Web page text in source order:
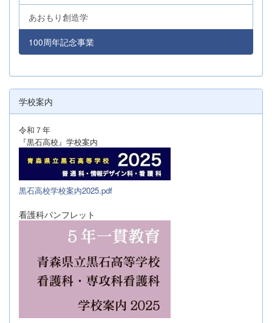
あおもり創造学
100周年記念事業
学校案内
令和７年
『黒石高校』学校案内
黒石高校学校案内2025.pdf
看護科パンフレット